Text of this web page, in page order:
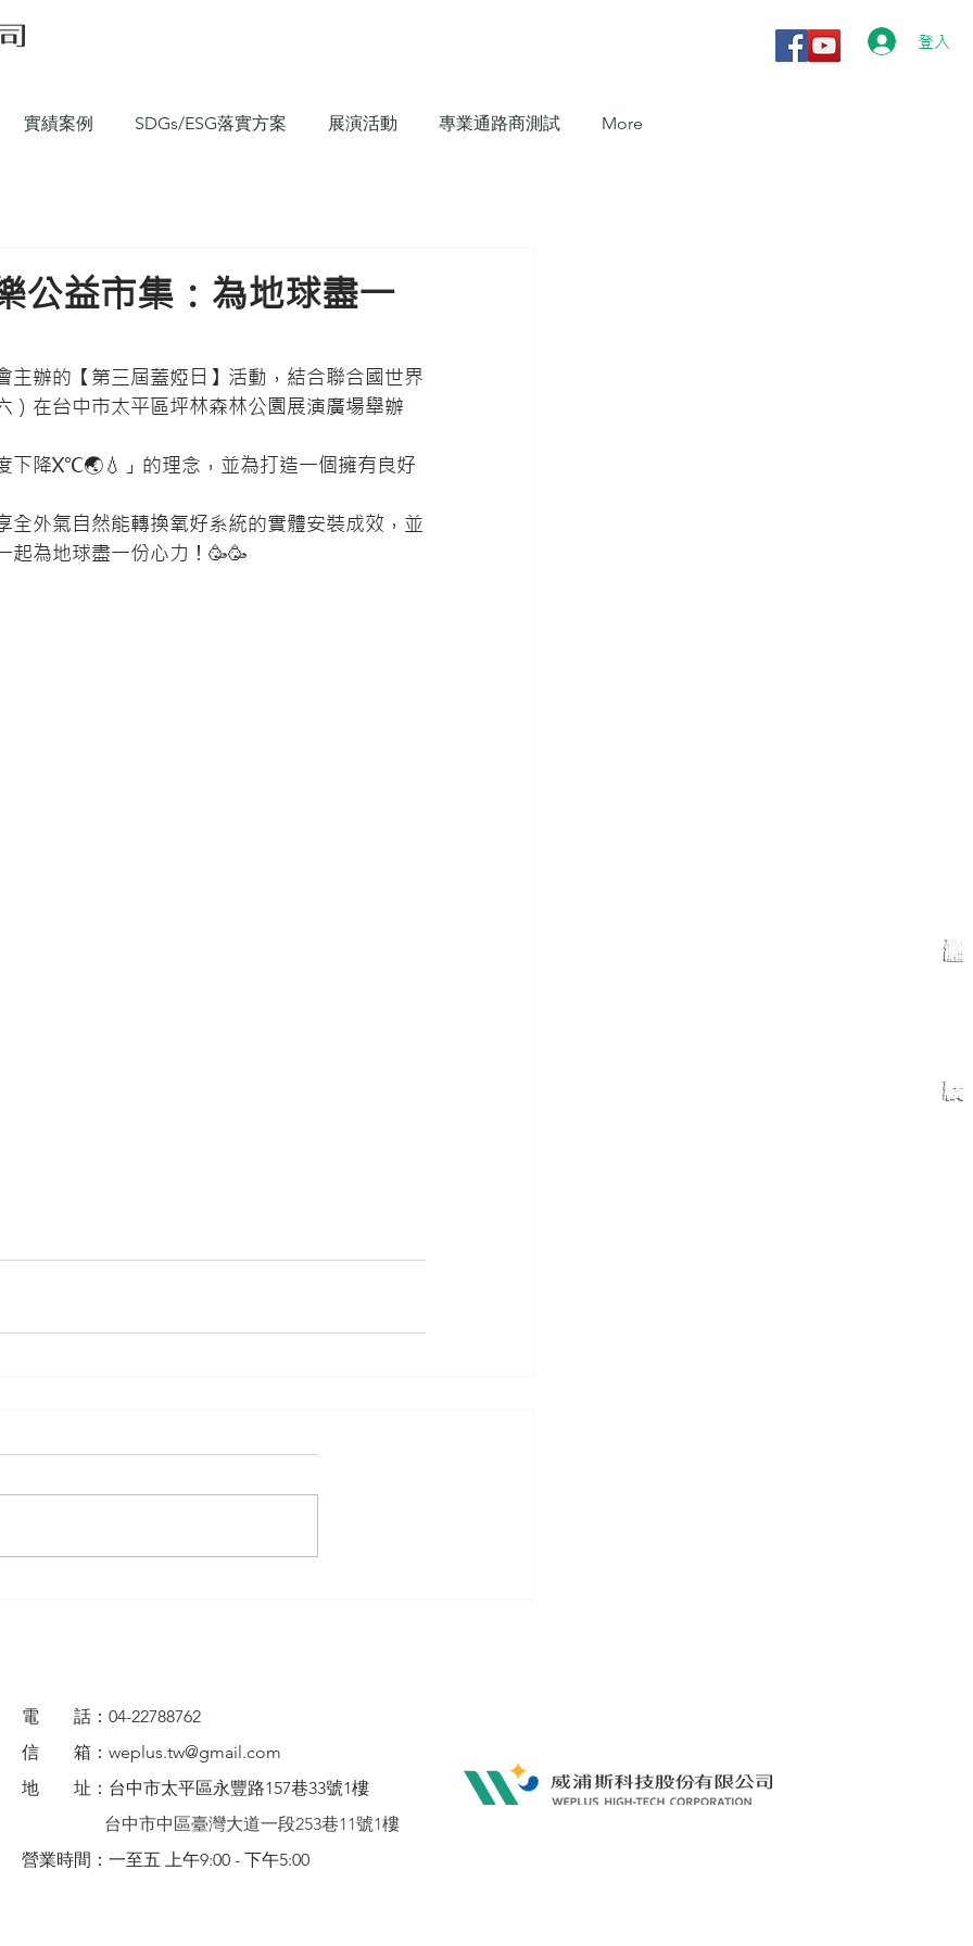
實績案例 SDGs/ESG落實方案 展演活動 專業通路商測試 More
登入
公益市集：為地球盡一
辦的【第三屆蓋婭日】活動，結合聯合國世界
在台中市太平區坪林森林公園展演廣場舉辦
下降X℃🌏💧」的理念，並為打造一個擁有良好
外氣自然能轉換氧好系統的實體安裝成效，並
起為地球盡一份心力！🥳🥳
電 話：04-22788762
信 箱： weplus.tw@gmail.com
地 址： 台中市太平區永豐路157巷33號1樓
台中市中區臺灣大道一段253巷11號1樓
營業時間：一至五 上午9:00 - 下午5:00